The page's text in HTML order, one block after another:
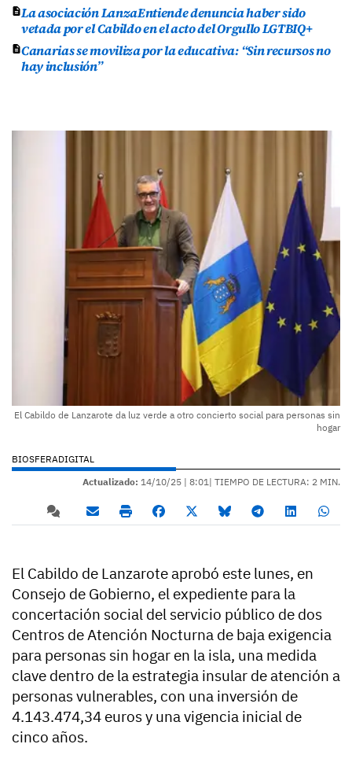
La asociación LanzaEntiende denuncia haber sido
vetada por el Cabildo en el acto del Orgullo LGTBIQ+
Canarias se moviliza por la educativa: “Sin recursos no
hay inclusión”
El Cabildo de Lanzarote da luz verde a otro concierto social para personas sin
hogar
BIOSFERADIGITAL
Actualizado: 14/10/25 | 8:01| TIEMPO DE LECTURA: 2 MIN.
El Cabildo de Lanzarote aprobó este lunes, en
Consejo de Gobierno, el expediente para la
concertación social del servicio público de dos
Centros de Atención Nocturna de baja exigencia
para personas sin hogar en la isla, una medida
clave dentro de la estrategia insular de atención a
personas vulnerables, con una inversión de
4.143.474,34 euros y una vigencia inicial de
cinco años.